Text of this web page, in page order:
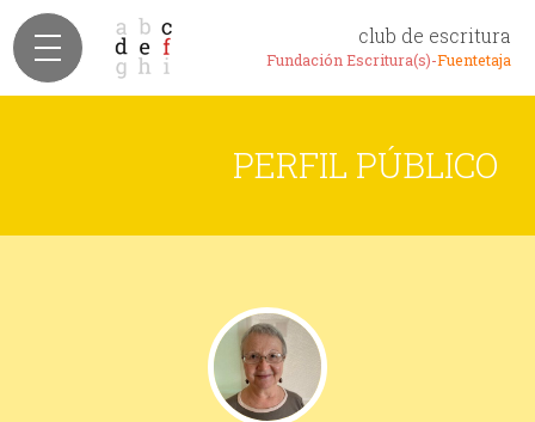
club de escritura
Fundación Escritura(s)-Fuentetaja
PERFIL PÚBLICO